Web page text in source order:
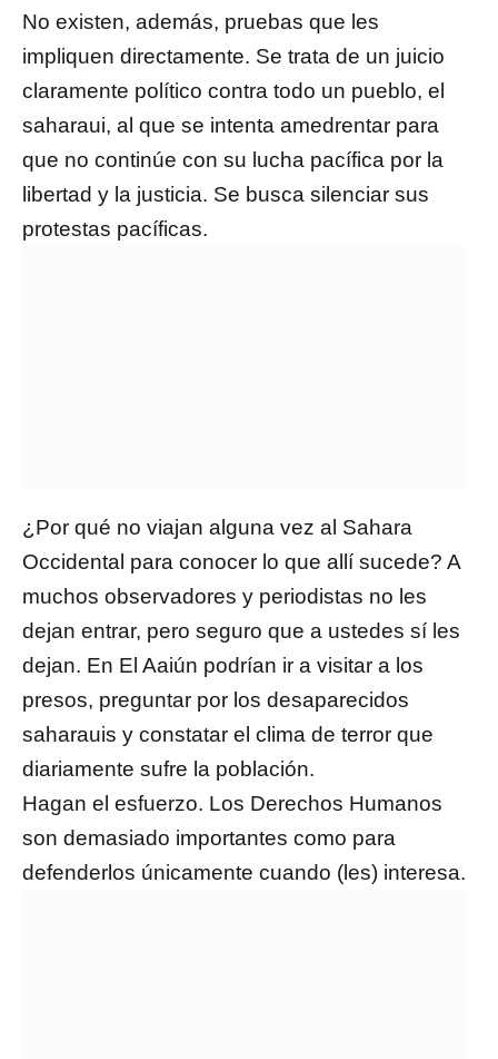
No existen, además, pruebas que les
impliquen directamente. Se trata de un juicio
claramente político contra todo un pueblo, el
saharaui, al que se intenta amedrentar para
que no continúe con su lucha pacífica por la
libertad y la justicia. Se busca silenciar sus
protestas pacíficas.
¿Por qué no viajan alguna vez al Sahara
Occidental para conocer lo que allí sucede? A
muchos observadores y periodistas no les
dejan entrar, pero seguro que a ustedes sí les
dejan. En El Aaiún podrían ir a visitar a los
presos, preguntar por los desaparecidos
saharauis y constatar el clima de terror que
diariamente sufre la población.
Hagan el esfuerzo. Los Derechos Humanos
son demasiado importantes como para
defenderlos únicamente cuando (les) interesa.